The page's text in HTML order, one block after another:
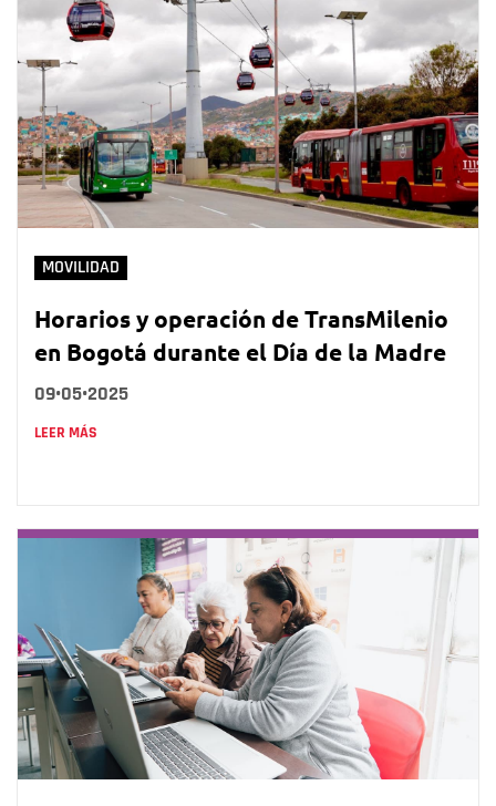
MOVILIDAD
Horarios y operación de TransMilenio
en Bogotá durante el Día de la Madre
09•05•2025
LEER MÁS